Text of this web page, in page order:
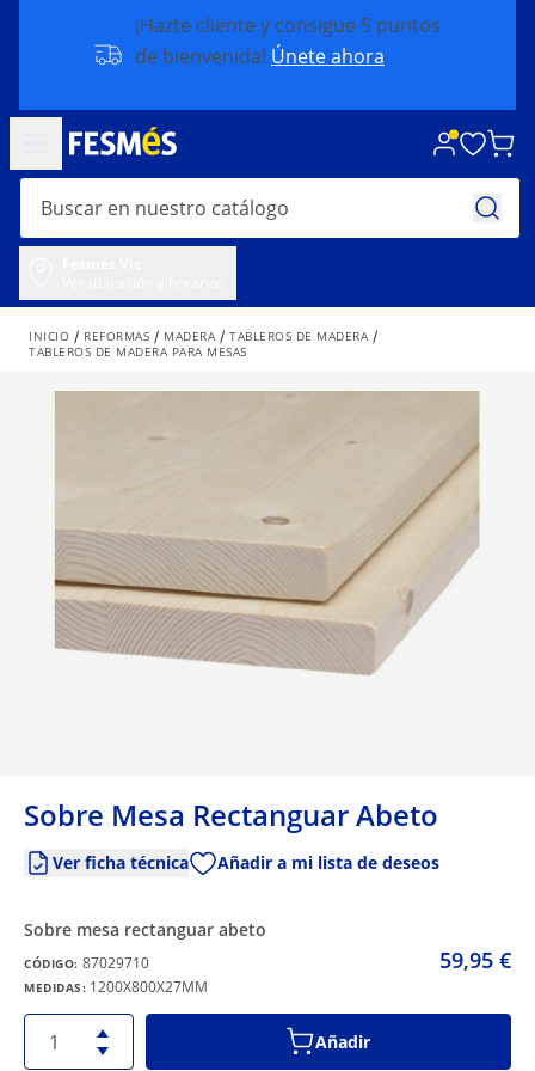
¡Hazte cliente y consigue 5 puntos
de bienvenida! Únete ahora
INICIO REFORMAS MADERA
TABLEROS DE MADERA
TABLEROS DE MADERA PARA MESAS
Sobre Mesa Rectanguar Abeto
Ver ficha técnica Añadir a mi lista de deseos
sobre mesa rectanguar abeto
CÓDIGO: 87029710
MEDIDAS: 1200X800X27MM
59,95 €
Añadir